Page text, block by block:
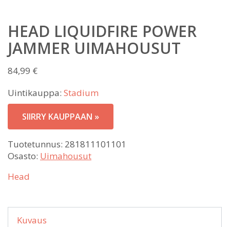
HEAD LIQUIDFIRE POWER
JAMMER UIMAHOUSUT
84,99 €
Uintikauppa: Stadium
SIIRRY KAUPPAAN »
Tuotetunnus: 281811101101
Osasto: Uimahousut
Head
Kuvaus